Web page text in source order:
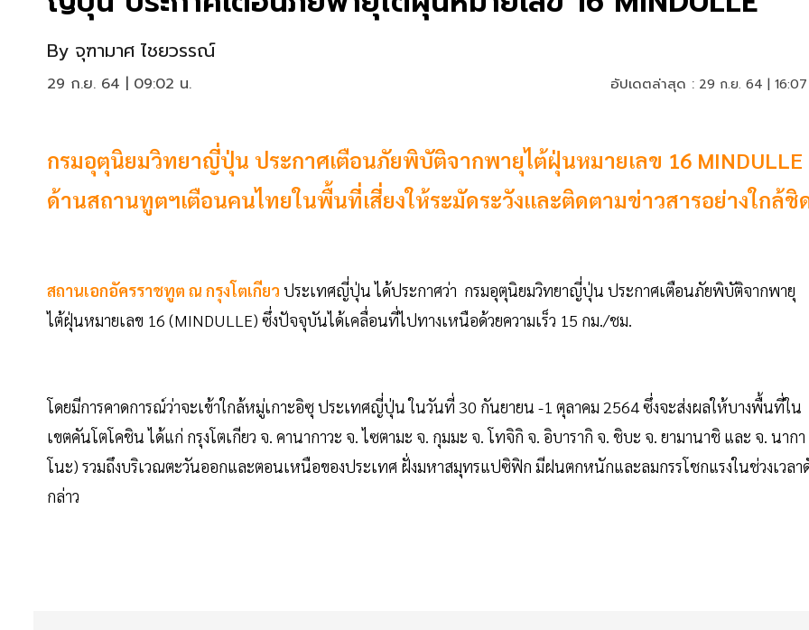
By จุฑามาศ ไชยวรรณ์
29 ก.ย. 64 | 09:02 น. อัปเดตล่าสุด : 29 ก.ย. 64 |
กรมอุตุนิยมวิทยาญี่ปุ่น ประกาศเตือนภัยพิบัติจากพายุไต้ฝุ่นหมายเลข 16 MINDULLE
ด้านสถานทูตฯเตือนคนไทยในพื้นที่เสี่ยงให้ระมัดระวังและติดตามข่าวสารอย่างใกล้ชิ
สถานเอกอัครราชทูต ณ กรุงโตเกียว ประเทศญี่ปุ่น ได้ประกาศว่า กรมอุตุนิยมวิทยาญี่ปุ่น ประกาศเตือนภัยพิบัติจากพายุ
ไต้ฝุ่นหมายเลข 16 (MINDULLE) ซึ่งปัจจุบันได้เคลื่อนที่ไปทางเหนือด้วยความเร็ว 15 กม./ชม.
โดยมีการคาดการณ์ว่าจะเข้าใกล้หมู่เกาะอิซุ ประเทศญี่ปุ่น ในวันที่ 30 กันยายน -1 ตุลาคม 2564 ซึ่งจะส่งผลให้บางพื้นที่ใน
เขตคันโตโคชิน ได้แก่ กรุงโตเกียว จ. คานากาวะ จ. ไซตามะ จ. กุมมะ จ. โทจิกิ จ. อิบารากิ จ. ชิบะ จ. ยามานาชิ และ จ. นากา
โนะ) รวมถึงบริเวณตะวันออกและตอนเหนือของประเทศ ฝั่งมหาสมุทรแปซิฟิก มีฝนตกหนักและลมกรรโชกแรงในช่วงเวลา
กล่าว